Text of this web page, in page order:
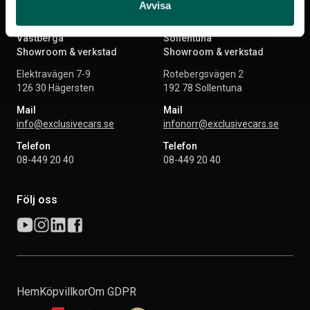
Avvisa
Västberga
Showroom & verkstad
Elektravägen 7-9
126 30 Hägersten
Mail
info@exclusivecars.se
Telefon
08-449 20 40
Sollentuna
Showroom & verkstad
Rotebergsvägen 2
192 78 Sollentuna
Mail
infonorr@exclusivecars.se
Telefon
08-449 20 40
Följ oss
HemKöpvillkorOm GDPR